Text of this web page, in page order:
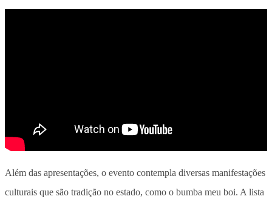
Além das apresentações, o evento contempla diversas manifestações
culturais que são tradição no estado, como o bumba meu boi. A lista